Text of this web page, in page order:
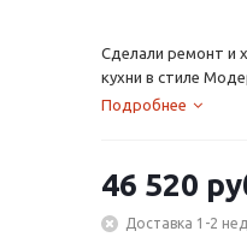
Сделали ремонт и
кухни в стиле
Подробнее
46 520
Доставка 1-2